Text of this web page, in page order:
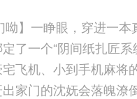
呦】一睁眼，穿进一
了一个“阴间纸扎匠系
飞机、小到手机麻将
家门的沈妩会落魄潦